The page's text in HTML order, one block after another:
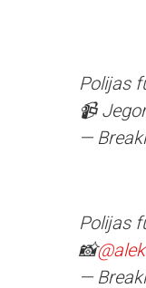
Polijas
📹
—
Polijas
📸
—